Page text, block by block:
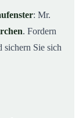
: Mr.
. Fordern
sichern Sie sich